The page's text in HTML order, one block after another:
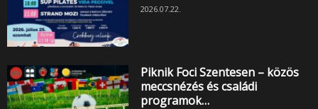
2026.07.22.
Piknik Foci Szentesen – közös
meccsnézés és családi
programok…